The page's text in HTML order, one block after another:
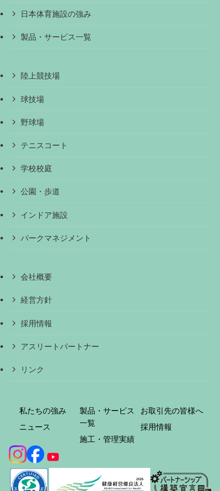
日本体育施設の強み
製品・サービス一覧
陸上競技場
球技場
野球場
テニスコート
学校校庭
公園・歩道
インドア施設
パークマネジメント
会社概要
経営方針
採用情報
アスリートパートナー
リンク
私たちの強み
ニュース
製品・サービス
一覧
施工・管理実績
お取引先の皆様へ
採用情報